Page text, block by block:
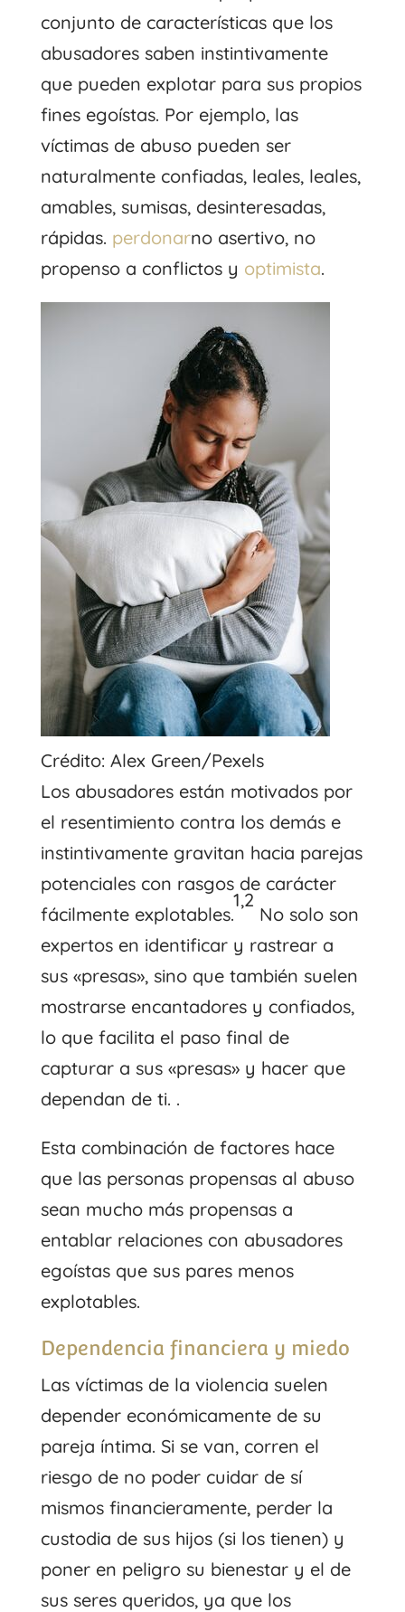
conjunto de características que los
abusadores saben instintivamente
que pueden explotar para sus propios
fines egoístas. Por ejemplo, las
víctimas de abuso pueden ser
naturalmente confiadas, leales, leales,
amables, sumisas, desinteresadas,
rápidas. perdonarno asertivo, no
propenso a conflictos y optimista.
Crédito: Alex Green/Pexels
Los abusadores están motivados por
el resentimiento contra los demás e
instintivamente gravitan hacia parejas
potenciales con rasgos de carácter
fácilmente explotables.
1,2
No solo son
expertos en identificar y rastrear a
sus «presas», sino que también suelen
mostrarse encantadores y confiados,
lo que facilita el paso final de
capturar a sus «presas» y hacer que
dependan de ti. .
Esta combinación de factores hace
que las personas propensas al abuso
sean mucho más propensas a
entablar relaciones con abusadores
egoístas que sus pares menos
explotables.
Dependencia financiera y miedo
Las víctimas de la violencia suelen
depender económicamente de su
pareja íntima. Si se van, corren el
riesgo de no poder cuidar de sí
mismos financieramente, perder la
custodia de sus hijos (si los tienen) y
poner en peligro su bienestar y el de
sus seres queridos, ya que los